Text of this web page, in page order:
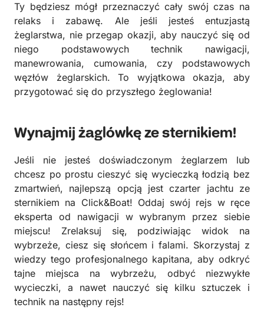
Ty będziesz mógł przeznaczyć cały swój czas na
relaks i zabawę. Ale jeśli jesteś entuzjastą
żeglarstwa, nie przegap okazji, aby nauczyć się od
niego podstawowych technik nawigacji,
manewrowania, cumowania, czy podstawowych
węzłów żeglarskich. To wyjątkowa okazja, aby
przygotować się do przyszłego żeglowania!
Wynajmij żaglówkę ze sternikiem!
Jeśli nie jesteś doświadczonym żeglarzem lub
chcesz po prostu cieszyć się wycieczką łodzią bez
zmartwień, najlepszą opcją jest czarter jachtu ze
sternikiem na Click&Boat! Oddaj swój rejs w ręce
eksperta od nawigacji w wybranym przez siebie
miejscu! Zrelaksuj się, podziwiając widok na
wybrzeże, ciesz się słońcem i falami. Skorzystaj z
wiedzy tego profesjonalnego kapitana, aby odkryć
tajne miejsca na wybrzeżu, odbyć niezwykłe
wycieczki, a nawet nauczyć się kilku sztuczek i
technik na następny rejs!